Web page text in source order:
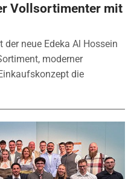
Vollsortimenter mit
der neue Edeka Al Hossein
moderner
die